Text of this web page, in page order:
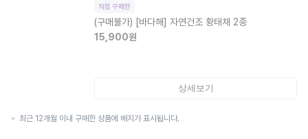
직접 구매한
(구매불가) [바다해] 자연건조 황태채 2종
15,900원
상세보기
최근 12개월 이내 구매한 상품에 배지가 표시됩니다.